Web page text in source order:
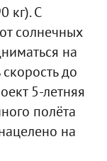
кг). С
солнечных
на
до
5-летняя
полёта
на